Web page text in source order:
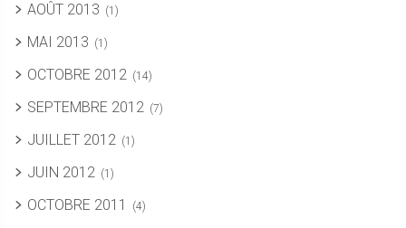
AOÛT 2013 (1)
MAI 2013 (1)
OCTOBRE 2012 (14)
SEPTEMBRE 2012 (7)
JUILLET 2012 (1)
JUIN 2012 (1)
OCTOBRE 2011 (4)